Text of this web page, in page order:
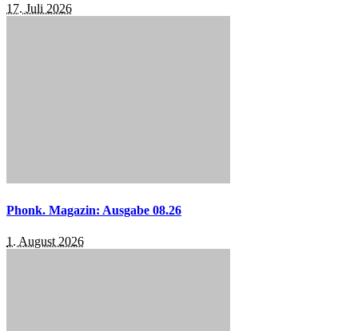
17. Juli 2026
Phonk. Magazin: Ausgabe 08.26
1. August 2026